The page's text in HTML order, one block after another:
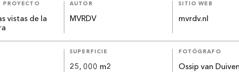
PROYECTO
vistas de la
AUTOR
MVRDV
SITIO WEB
mvrdv.nl
SUPERFICIE
25, 000 m2
FOTÓGRAFO
Ossip van